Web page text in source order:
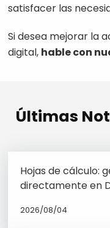
satisfacer las
Si desea mejorar la
digital, hable con
Últimas
Hojas de cálculo:
directamente en
2026/08/04
See